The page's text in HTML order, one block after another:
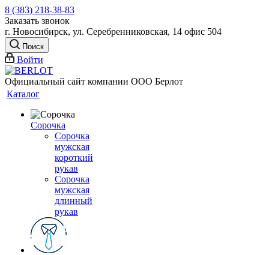
8 (383) 218-38-83
Заказать звонок
г. Новосибирск, ул. Серебренниковская, 14 офис 504
Поиск
Войти
Официальный сайт компании ООО Берлот
Каталог
Сорочка
Сорочка
мужская
короткий
рукав
Сорочка
мужская
длинный
рукав